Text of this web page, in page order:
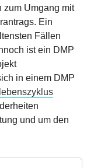
zum Umgang mit
Ein
Fällen
ist ein DMP
in einem DMP
und um den